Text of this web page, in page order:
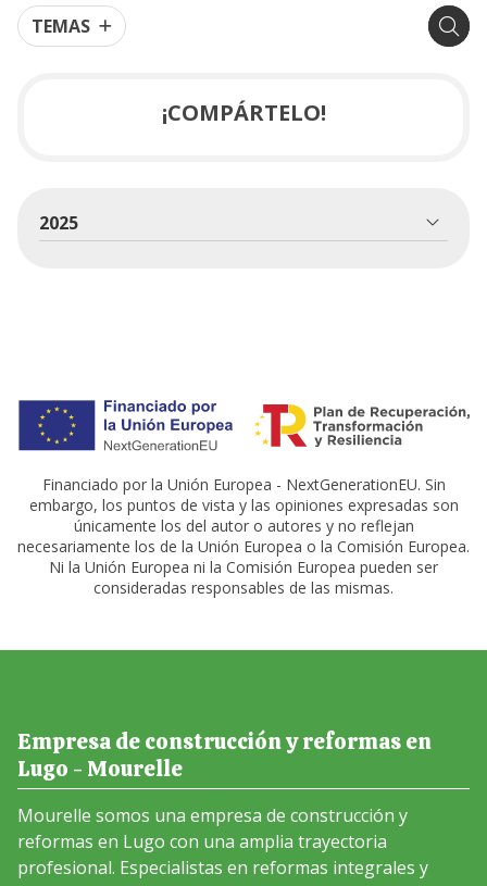
TEMAS
¡COMPÁRTELO!
2025
Financiado por la Unión Europea - NextGenerationEU. Sin
embargo, los puntos de vista y las opiniones expresadas son
únicamente los del autor o autores y no reflejan
necesariamente los de la Unión Europea o la Comisión Europea.
Ni la Unión Europea ni la Comisión Europea pueden ser
consideradas responsables de las mismas.
Empresa de construcción y reformas en
Lugo - Mourelle
Mourelle somos una empresa de construcción y
reformas en Lugo con una amplia trayectoria
profesional. Especialistas en reformas integrales y